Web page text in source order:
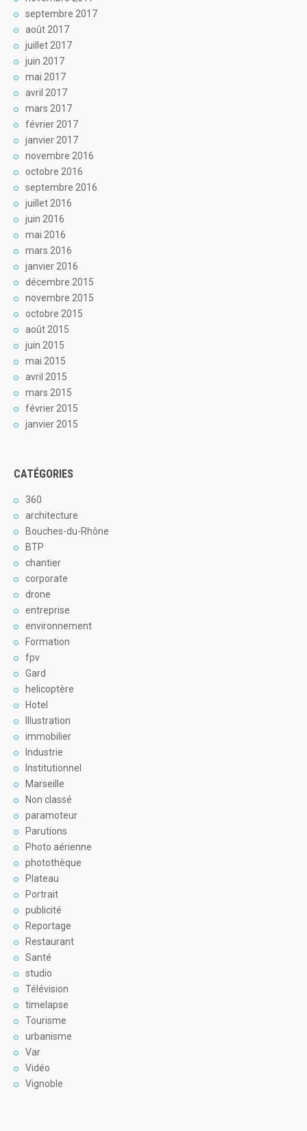
septembre 2017
août 2017
juillet 2017
juin 2017
mai 2017
avril 2017
mars 2017
février 2017
janvier 2017
novembre 2016
octobre 2016
septembre 2016
juillet 2016
juin 2016
mai 2016
mars 2016
janvier 2016
décembre 2015
novembre 2015
octobre 2015
août 2015
juin 2015
mai 2015
avril 2015
mars 2015
février 2015
janvier 2015
CATÉGORIES
360
architecture
Bouches-du-Rhône
BTP
chantier
corporate
drone
entreprise
environnement
Formation
fpv
Gard
helicoptère
Hotel
Illustration
immobilier
Industrie
Institutionnel
Marseille
Non classé
paramoteur
Parutions
Photo aérienne
photothèque
Plateau
Portrait
publicité
Reportage
Restaurant
Santé
studio
Télévision
timelapse
Tourisme
urbanisme
Var
Vidéo
Vignoble